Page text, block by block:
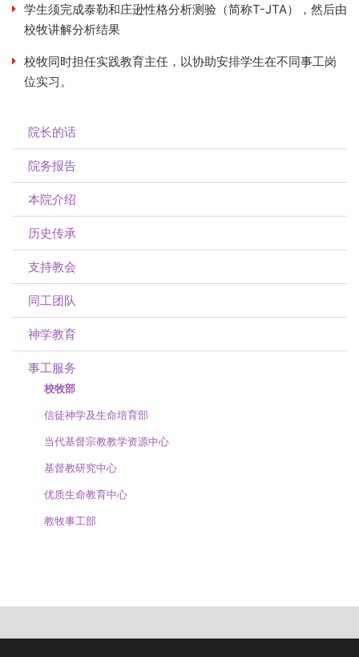
学生须完成泰勒和庄逊性格分析测验（简称T-JTA），然后由
校牧讲解分析结果
校牧同时担任实践教育主任，以协助安排学生在不同事工岗
位实习。
院长的话
院务报告
本院介绍
历史传承
支持教会
同工团队
神学教育
事工服务
校牧部
信徒神学及生命培育部
当代基督宗教教学资源中心
基督教研究中心
优质生命教育中心
教牧事工部